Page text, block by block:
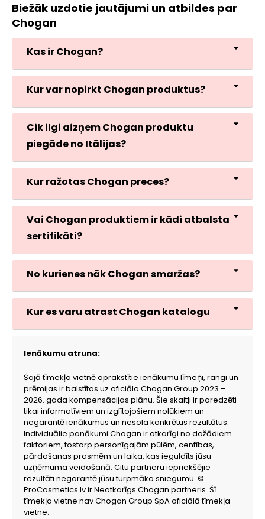
Biežāk uzdotie jautājumi un atbildes par
Chogan
Kas ir Chogan?
Kur var nopirkt Chogan produktus?
Cik ilgi aizņem Chogan produktu
piegāde no Itālijas?
Kur ražotas Chogan preces?
Vai Chogan produktiem ir kādi atbalsta
sertifikāti?
No kurienes nāk Chogan smaržas?
Kur es varu atrast Chogan katalogu
Ienākumu atruna:
Šajā tīmekļa vietnē aprakstītie ienākumu līmeņi, rangi un
prēmijas ir balstītas uz oficiālo Chogan Group 2023.–
2026. gada kompensācijas plānu. Šie skaitļi ir paredzēti
tikai informatīviem un izglītojošiem nolūkiem un
negarantē ienākumus un nesola konkrētus rezultātus.
Individuālie panākumi Chogan ir atkarīgi no dažādiem
faktoriem, tostarp personīgajām pūlēm, centības,
pārdošanas prasmēm un laika, kas ieguldīts jūsu
uzņēmuma veidošanā. Citu partneru iepriekšējie
rezultāti negarantē jūsu turpmāko sniegumu. ©
ProCosmetics.lv ir Neatkarīgs Chogan partneris. Šī
tīmekļa vietne nav Chogan Group SpA oficiālā tīmekļa
vietne.